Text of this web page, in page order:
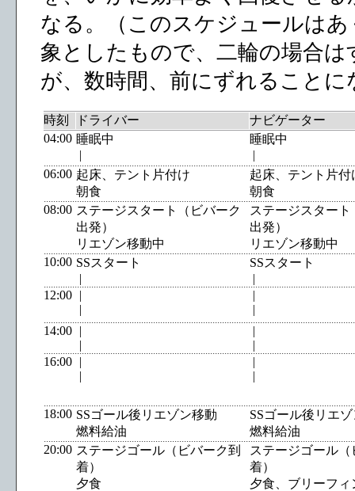
なる。（このスケジュールは
象としたもので、二輪の場合
が、数時間、前にずれることに
時刻 ドライバー
ナビゲーター
04:00 睡眠中
|
睡眠中
|
06:00 起床、テント片付け
朝食
起床、テント片付
朝食
08:00 ステージスタート（ビバーク
出発）
リエゾン移動中
ステージスター
出発）
リエゾン移動中
10:00 SSスタート
|
SSスタート
|
12:00 |
|
|
|
14:00 |
|
|
|
16:00 |
|
|
|
18:00 SSゴール後リエゾン移動
燃料給油
SSゴール後リエ
燃料給油
20:00 ステージゴール（ビバーク到
着）
夕食
ステージゴール
着）
夕食、ブリーフィ